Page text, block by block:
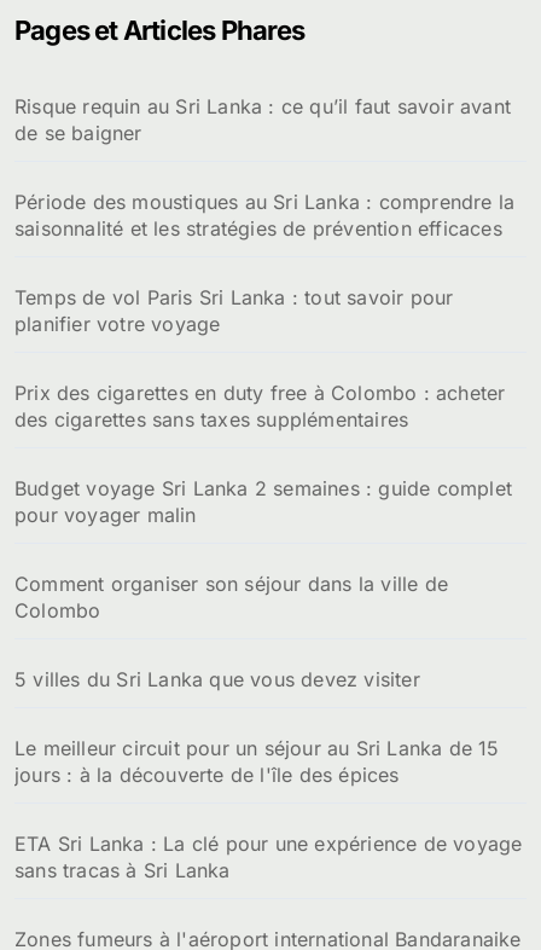
Pages et Articles Phares
Risque requin au Sri Lanka : ce qu’il faut savoir avant
de se baigner
Période des moustiques au Sri Lanka : comprendre la
saisonnalité et les stratégies de prévention efficaces
Temps de vol Paris Sri Lanka : tout savoir pour
planifier votre voyage
Prix des cigarettes en duty free à Colombo : acheter
des cigarettes sans taxes supplémentaires
Budget voyage Sri Lanka 2 semaines : guide complet
pour voyager malin
Comment organiser son séjour dans la ville de
Colombo
5 villes du Sri Lanka que vous devez visiter
Le meilleur circuit pour un séjour au Sri Lanka de 15
jours : à la découverte de l'île des épices
ETA Sri Lanka : La clé pour une expérience de voyage
sans tracas à Sri Lanka
Zones fumeurs à l'aéroport international Bandaranaike